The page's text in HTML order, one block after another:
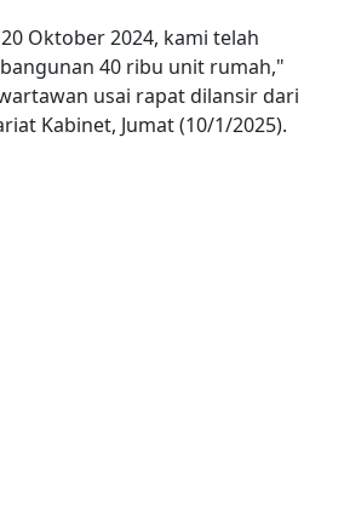
Oktober 2024, kami telah
40 ribu unit rumah,"
usai rapat dilansir dari
Kabinet, Jumat (10/1/2025).